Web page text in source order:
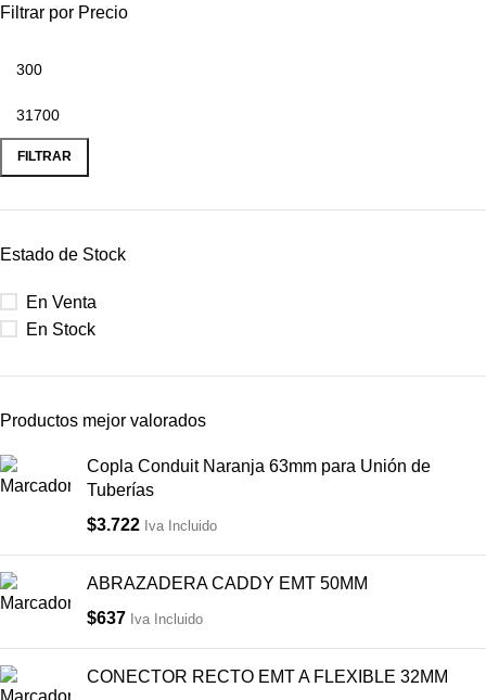
Filtrar por Precio
FILTRAR
Estado de Stock
En Venta
En Stock
Productos mejor valorados
Copla Conduit Naranja 63mm para Unión de
Tuberías
$3.722 Iva Incluido
ABRAZADERA CADDY EMT 50MM
$637 Iva Incluido
CONECTOR RECTO EMT A FLEXIBLE 32MM